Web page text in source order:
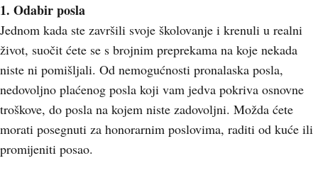
1. Odabir posla
Jednom kada ste završili svoje školovanje i krenuli u realni
život, suočit ćete se s brojnim preprekama na koje nekada
niste ni pomišljali. Od nemogućnosti pronalaska posla,
nedovoljno plaćenog posla koji vam jedva pokriva osnovne
troškove, do posla na kojem niste zadovoljni. Možda ćete
morati posegnuti za honorarnim poslovima, raditi od kuće ili
promijeniti posao.